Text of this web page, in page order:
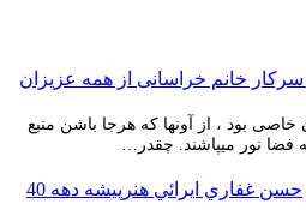
خانم خراسانی از همه عزیزان
بود ، از آونها که هرجا باشن منبع
فضا نور میپاشند. چقدر…
حسن غفاري ايرائي هنرپيشه دهه 40